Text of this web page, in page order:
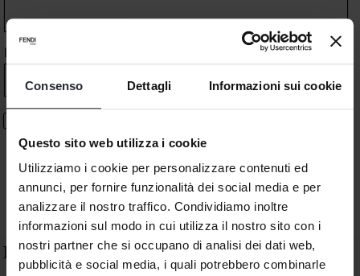
Consenso Dettagli Informazioni sui cookie
Questo sito web utilizza i cookie
Utilizziamo i cookie per personalizzare contenuti ed
annunci, per fornire funzionalità dei social media e per
analizzare il nostro traffico. Condividiamo inoltre
informazioni sul modo in cui utilizza il nostro sito con i
nostri partner che si occupano di analisi dei dati web,
pubblicità e social media, i quali potrebbero combinarle
E-MAIL
am an adult
Next
Fendi Casa Boutique